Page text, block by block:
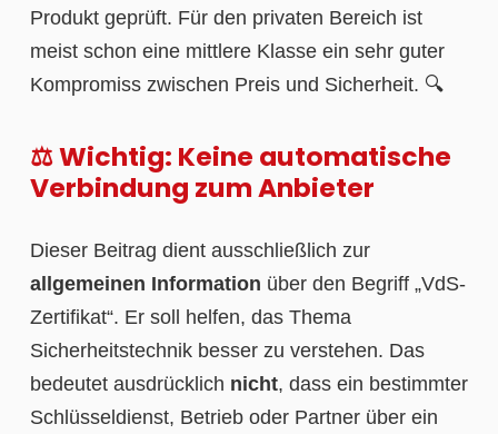
Produkt geprüft. Für den privaten Bereich ist
meist schon eine mittlere Klasse ein sehr guter
Kompromiss zwischen Preis und Sicherheit. 🔍
⚖️ Wichtig: Keine automatische
Verbindung zum Anbieter
Dieser Beitrag dient ausschließlich zur
allgemeinen Information über den Begriff „VdS-
Zertifikat“. Er soll helfen, das Thema
Sicherheitstechnik besser zu verstehen. Das
bedeutet ausdrücklich nicht, dass ein bestimmter
Schlüsseldienst, Betrieb oder Partner über ein